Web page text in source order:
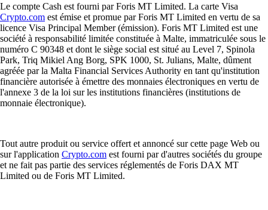
Le compte Cash est fourni par Foris MT Limited. La carte Visa
Crypto.com est émise et promue par Foris MT Limited en vertu de sa
licence Visa Principal Member (émission). Foris MT Limited est une
société à responsabilité limitée constituée à Malte, immatriculée sous le
numéro C 90348 et dont le siège social est situé au Level 7, Spinola
Park, Triq Mikiel Ang Borg, SPK 1000, St. Julians, Malte, dûment
agréée par la Malta Financial Services Authority en tant qu'institution
financière autorisée à émettre des monnaies électroniques en vertu de
l'annexe 3 de la loi sur les institutions financières (institutions de
monnaie électronique).
Tout autre produit ou service offert et annoncé sur cette page Web ou
sur l'application Crypto.com est fourni par d'autres sociétés du groupe
et ne fait pas partie des services réglementés de Foris DAX MT
Limited ou de Foris MT Limited.